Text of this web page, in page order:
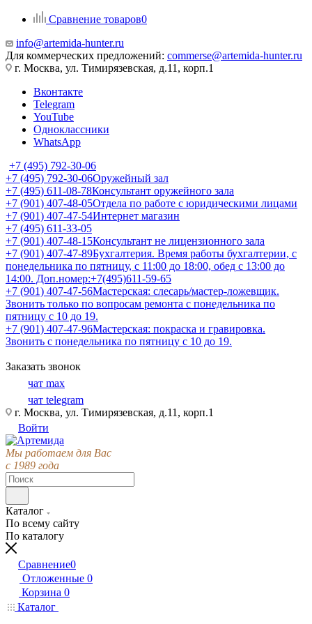
Сравнение товаров0
info@artemida-hunter.ru
Для коммерческих предложений: commerse@artemida-hunter.ru
г. Москва, ул. Тимирязевская, д.11, корп.1
Вконтакте
Telegram
YouTube
Одноклассники
WhatsApp
+7 (495) 792-30-06
+7 (495) 792-30-06Оружейный зал
+7 (495) 611-08-78Консультант оружейного зала
+7 (901) 407-48-05Отдела по работе с юридическими лицами
+7 (901) 407-47-54Интернет магазин
+7 (495) 611-33-05
+7 (901) 407-48-15Консультант не лицензионного зала
+7 (901) 407-47-89Бухгалтерия. Время работы бухгалтерии, с
понедельника по пятницу, с 11:00 до 18:00, обед с 13:00 до
14:00. Доп.номер:+7(495)611-59-65
+7 (901) 407-47-56Мастерская: слесарь/мастер-ложевщик.
Звонить только по вопросам ремонта с понедельника по
пятницу с 10 до 19.
+7 (901) 407-47-96Мастерская: покраска и гравировка.
Звонить с понедельника по пятницу с 10 до 19.
Заказать звонок
чат max
чат telegram
г. Москва, ул. Тимирязевская, д.11, корп.1
Войти
Мы работаем для Вас
с 1989 года
Каталог
По всему сайту
По каталогу
Сравнение0
Отложенные 0
Корзина 0
Каталог